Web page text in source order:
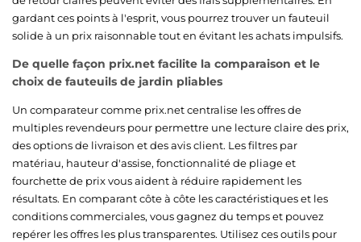
gardant ces points à l'esprit, vous pourrez trouver un fauteuil
solide à un prix raisonnable tout en évitant les achats impulsifs.
De quelle façon prix.net facilite la comparaison et le
choix de fauteuils de jardin pliables
Un comparateur comme prix.net centralise les offres de
multiples revendeurs pour permettre une lecture claire des prix,
des options de livraison et des avis client. Les filtres par
matériau, hauteur d'assise, fonctionnalité de pliage et
fourchette de prix vous aident à réduire rapidement les
résultats. En comparant côte à côte les caractéristiques et les
conditions commerciales, vous gagnez du temps et pouvez
repérer les offres les plus transparentes. Utilisez ces outils pour